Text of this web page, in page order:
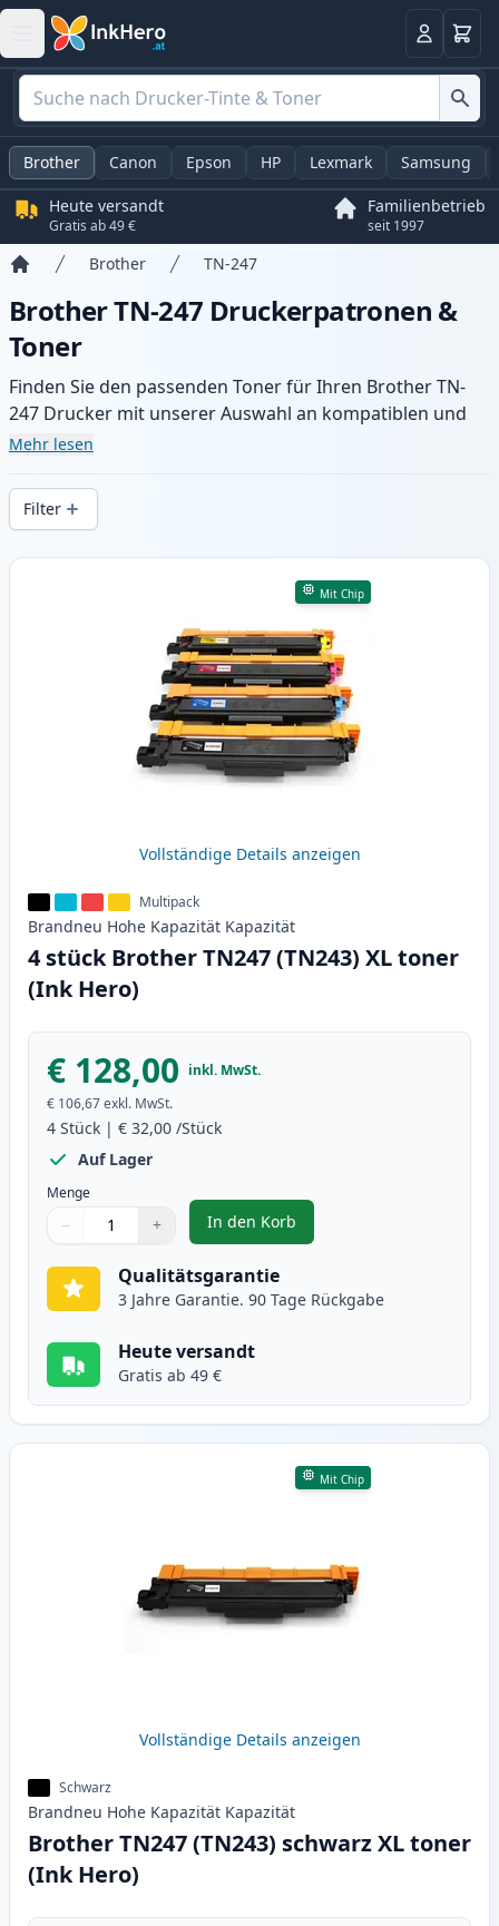
Anmelden
Brother Canon Epson HP Lexmark Samsung
Heute versandt
Gratis ab 49 €
Familienbetrieb
seit 1997
Brother TN-247
Brother TN-247 Druckerpatronen &
Toner
Finden Sie den passenden Toner für Ihren Brother TN-
247 Drucker mit unserer Auswahl an kompatiblen und
XL-Patronen. Profitieren Sie von gleichbleibender
in .
Mehr lesen
Filter
Produkte
Mit Chip
Vollständige Details anzeigen
Multipack
Brandneu Hohe Kapazität Kapazität
4 stück Brother TN247 (TN243) XL toner
(Ink Hero)
€ 128,00 inkl. MwSt.
€ 106,67exkl. MwSt.
4 Stück | € 32,00 /Stück
Auf Lager
Menge
Verwenden Sie die Tasten, um anzupassen
− +
1
In den Korb
, 4 stück Brother TN247 (TN243)
Qualitätsgarantie
3 Jahre Garantie. 90 Tage Rückgabe
Heute versandt
Gratis ab 49 €
Mit Chip
Vollständige Details anzeigen
Schwarz
Brandneu Hohe Kapazität Kapazität
Brother TN247 (TN243) schwarz XL toner
(Ink Hero)